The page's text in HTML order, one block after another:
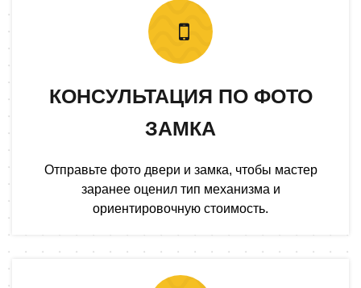
КОНСУЛЬТАЦИЯ ПО ФОТО
ЗАМКА
Отправьте фото двери и замка, чтобы мастер
заранее оценил тип механизма и
ориентировочную стоимость.